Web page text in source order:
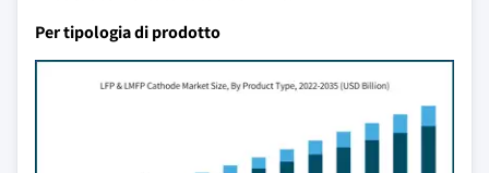
Per tipologia di prodotto